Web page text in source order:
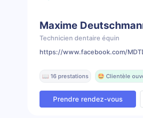
Maxime
Technicien dentaire équin
https://www.facebook.com/
📖 16 prestations 🤩 Clientèle
Prendre rendez-vous